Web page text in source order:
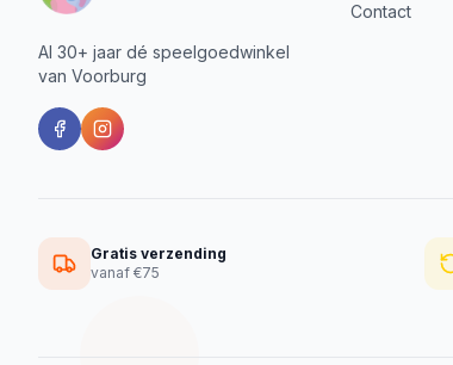
Al 30+ jaar dé speelgoedwinkel
van Voorburg
Contact
Gratis verzending
vanaf €75